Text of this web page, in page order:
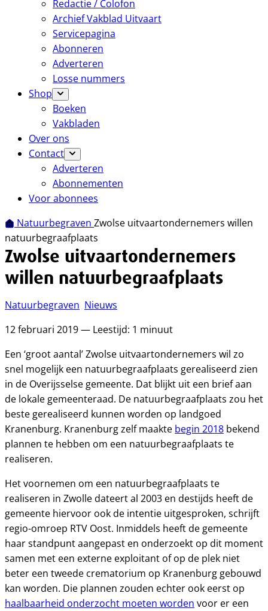
Redactie / Colofon
Archief Vakblad Uitvaart
Servicepagina
Abonneren
Adverteren
Losse nummers
Shop
Boeken
Vakbladen
Over ons
Contact
Adverteren
Abonnementen
Voor abonnees
Natuurbegraven Zwolse uitvaartondernemers willen
natuurbegraafplaats
Zwolse uitvaartondernemers
willen natuurbegraafplaats
Natuurbegraven Nieuws
12 februari 2019 — Leestijd: 1 minuut
Een ‘groot aantal’ Zwolse uitvaartondernemers wil zo
snel mogelijk een natuurbegraafplaats gerealiseerd zien
in de Overijsselse gemeente. Dat blijkt uit een brief aan
de lokale gemeenteraad. De natuurbegraafplaats zou het
beste gerealiseerd kunnen worden op landgoed
Kranenburg. Kranenburg zelf maakte begin 2018 bekend
plannen te hebben om een natuurbegraafplaats te
realiseren.
Het voornemen om een natuurbegraafplaats te
realiseren in Zwolle dateert al 2003 en destijds heeft de
gemeente hiervoor ook de intentie uitgesproken, schrijft
regio-omroep RTV Oost. Inmiddels heeft de gemeente
haar standpunt aangepast en onderzoekt op dit moment
samen met een externe exploitant of op de plek niet
beter een tweede crematorium op Kranenburg gebouwd
kan worden. Die plannen zouden echter ook eerst op
haalbaarheid onderzocht moeten worden voor er een